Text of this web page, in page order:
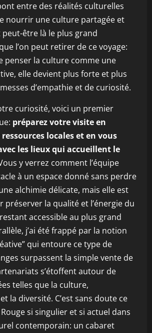
entre des réalités culturelles
nourrir une culture partagée et
peut-être là le plus grand
l’on peut retirer de ce voyage:
penser la culture comme une
elle devient plus forte et plus
d’empathie et de curiosité.
curiosité, voici un premier
préparez votre visite en
locales et en vous
les lieux qui accueillent le
y verrez comment l’équipe
à un espace donné sans perdre
alchimie délicate, mais elle est
préserver la qualité et l’énergie du
accessible au plus grand
j’ai été frappé par la notion
qui entoure ce type de
surpassent la simple vente de
s’étoffent autour de
telles que la culture,
la diversité. C’est sans doute ce
si singulier et si actuel dans
contemporain: un cabaret